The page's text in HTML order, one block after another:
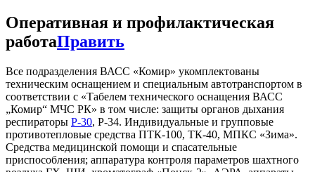
Оперативная и профилактическая
работаПравить
Все подразделения ВАСС «Комир» укомплектованы
техническим оснащением и специальным автотранспортом в
соответствии с «Табелем технического оснащения ВАСС
„Комир“ МЧС РК» в том числе: защиты органов дыхания
респираторы Р-30, Р-34. Индивидуальные и групповые
противотепловые средства ПТК-100, ТК-40, МПКС «Зима».
Средства медицинской помощи и спасательные
приспособления; аппаратура контроля параметров шахтного